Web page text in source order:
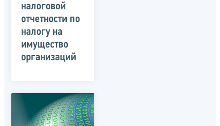
налоговой
отчетности по
налогу на
имущество
организаций